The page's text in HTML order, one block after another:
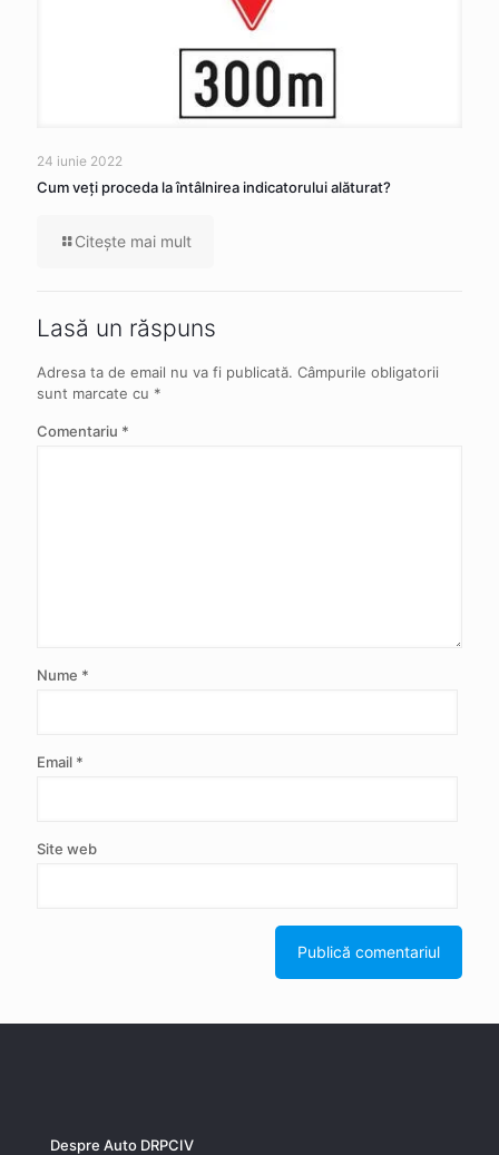
24 iunie 2022
Cum veţi proceda la întâlnirea indicatorului alăturat?
Citeşte mai mult
Lasă un răspuns
Adresa ta de email nu va fi publicată. Câmpurile obligatorii
sunt marcate cu *
Comentariu *
Nume *
Email *
Site web
Despre Auto DRPCIV